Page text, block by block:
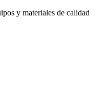
y materiales de calidad